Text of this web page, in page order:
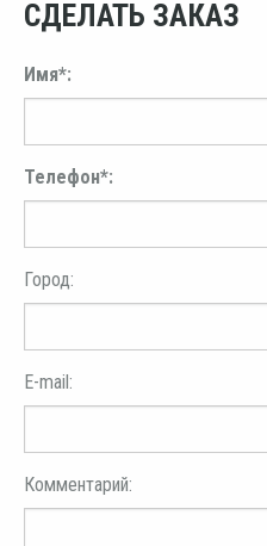
СДЕЛАТЬ ЗАКАЗ
Имя*:
Телефон*:
Город:
E-mail:
Комментарий: